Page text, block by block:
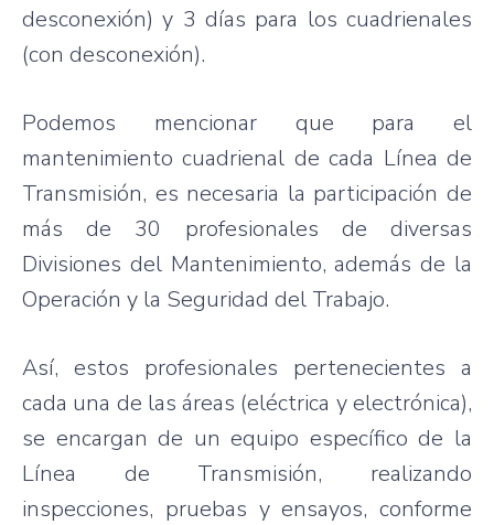
desconexión) y 3 días para los cuadrienales
(con desconexión).
Podemos mencionar que para el
mantenimiento cuadrienal de cada Línea de
Transmisión, es necesaria la participación de
más de 30 profesionales de diversas
Divisiones del Mantenimiento, además de la
Operación y la Seguridad del Trabajo.
Así, estos profesionales pertenecientes a
cada una de las áreas (eléctrica y electrónica),
se encargan de un equipo específico de la
Línea de Transmisión, realizando
inspecciones, pruebas y ensayos, conforme